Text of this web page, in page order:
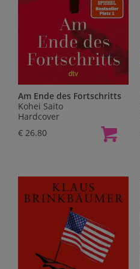
Am Ende des Fortschritts
Kohei Saito
Hardcover
€ 26.80